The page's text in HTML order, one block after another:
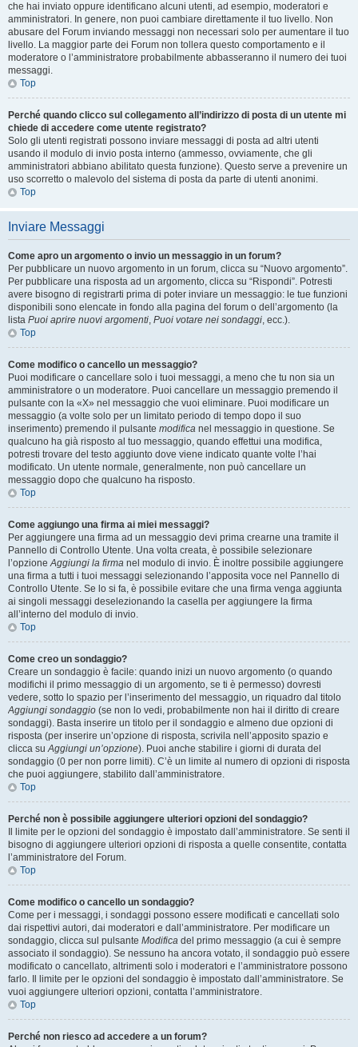
che hai inviato oppure identificano alcuni utenti, ad esempio, moderatori e
amministratori. In genere, non puoi cambiare direttamente il tuo livello. Non
abusare del Forum inviando messaggi non necessari solo per aumentare il tuo
livello. La maggior parte dei Forum non tollera questo comportamento e il
moderatore o l’amministratore probabilmente abbasseranno il numero dei tuoi
messaggi.
Top
Perché quando clicco sul collegamento all’indirizzo di posta di un utente mi
chiede di accedere come utente registrato?
Solo gli utenti registrati possono inviare messaggi di posta ad altri utenti
usando il modulo di invio posta interno (ammesso, ovviamente, che gli
amministratori abbiano abilitato questa funzione). Questo serve a prevenire un
uso scorretto o malevolo del sistema di posta da parte di utenti anonimi.
Top
Inviare Messaggi
Come apro un argomento o invio un messaggio in un forum?
Per pubblicare un nuovo argomento in un forum, clicca su “Nuovo argomento”.
Per pubblicare una risposta ad un argomento, clicca su “Rispondi”. Potresti
avere bisogno di registrarti prima di poter inviare un messaggio: le tue funzioni
disponibili sono elencate in fondo alla pagina del forum o dell’argomento (la
lista Puoi aprire nuovi argomenti, Puoi votare nei sondaggi, ecc.).
Top
Come modifico o cancello un messaggio?
Puoi modificare o cancellare solo i tuoi messaggi, a meno che tu non sia un
amministratore o un moderatore. Puoi cancellare un messaggio premendo il
pulsante con la «X» nel messaggio che vuoi eliminare. Puoi modificare un
messaggio (a volte solo per un limitato periodo di tempo dopo il suo
inserimento) premendo il pulsante modifica nel messaggio in questione. Se
qualcuno ha già risposto al tuo messaggio, quando effettui una modifica,
potresti trovare del testo aggiunto dove viene indicato quante volte l’hai
modificato. Un utente normale, generalmente, non può cancellare un
messaggio dopo che qualcuno ha risposto.
Top
Come aggiungo una firma ai miei messaggi?
Per aggiungere una firma ad un messaggio devi prima crearne una tramite il
Pannello di Controllo Utente. Una volta creata, è possibile selezionare
l’opzioneAggiungi la firma nel modulo di invio. È inoltre possibile aggiungere
una firma a tutti i tuoi messaggi selezionando l’apposita voce nel Pannello di
Controllo Utente. Se lo si fa, è possibile evitare che una firma venga aggiunta
ai singoli messaggi deselezionando la casella per aggiungere la firma
all’interno del modulo di invio.
Top
Come creo un sondaggio?
Creare un sondaggio è facile: quando inizi un nuovo argomento (o quando
modifichi il primo messaggio di un argomento, se ti è permesso) dovresti
vedere, sotto lo spazio per l’inserimento del messaggio, un riquadro dal titolo
Aggiungi sondaggio (se non lo vedi, probabilmente non hai il diritto di creare
sondaggi). Basta inserire un titolo per il sondaggio e almeno due opzioni di
risposta (per inserire un’opzione di risposta, scrivila nell’apposito spazio e
clicca suAggiungi un’opzione). Puoi anche stabilire i giorni di durata del
sondaggio (0 per non porre limiti). C’è un limite al numero di opzioni di risposta
che puoi aggiungere, stabilito dall’amministratore.
Top
Perché non è possibile aggiungere ulteriori opzioni del sondaggio?
Il limite per le opzioni del sondaggio è impostato dall’amministratore. Se senti il
bisogno di aggiungere ulteriori opzioni di risposta a quelle consentite, contatta
l’amministratore del Forum.
Top
Come modifico o cancello un sondaggio?
Come per i messaggi, i sondaggi possono essere modificati e cancellati solo
dai rispettivi autori, dai moderatori e dall’amministratore. Per modificare un
sondaggio, clicca sul pulsante Modifica del primo messaggio (a cui è sempre
associato il sondaggio). Se nessuno ha ancora votato, il sondaggio può essere
modificato o cancellato, altrimenti solo i moderatori e l’amministratore possono
farlo. Il limite per le opzioni del sondaggio è impostato dall’amministratore. Se
vuoi aggiungere ulteriori opzioni, contatta l’amministratore.
Top
Perché non riesco ad accedere a un forum?